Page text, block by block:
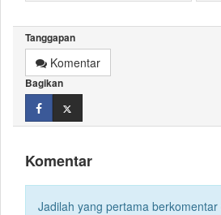
Tanggapan
Komentar
Bagikan
Komentar
Jadilah yang pertama